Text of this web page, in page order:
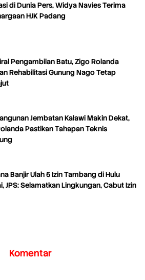
di Dunia Pers, Widya Navies Terima
HJK Padang
Pengambilan Batu, Zigo Rolanda
Rehabilitasi Gunung Nago Tetap
Jembatan Kalawi Makin Dekat,
Pastikan Tahapan Teknis
Banjir Ulah 5 Izin Tambang di Hulu
JPS: Selamatkan Lingkungan, Cabut Izin
Komentar